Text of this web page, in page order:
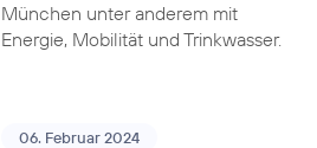
München unter anderem mit
Energie, Mobilität und Trinkwasser.
06. Februar 2024